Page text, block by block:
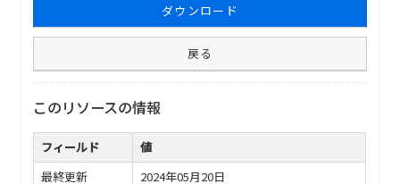
ダウンロード
戻る
このリソースの情報
フィールド
値
最終更新
2024年05月20日